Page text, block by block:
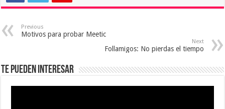
Previous
Motivos para probar Meetic
Next
Follamigos: No pierdas el tiempo
Te pueden interesar